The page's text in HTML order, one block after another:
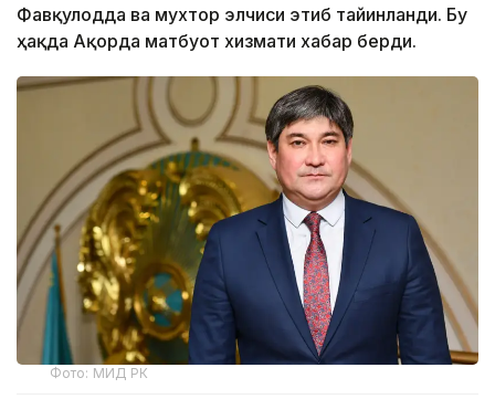
Фавқулодда ва мухтор элчиси этиб тайинланди. Бу
ҳақда Ақорда матбуот хизмати хабар берди.
Фото: МИД РК